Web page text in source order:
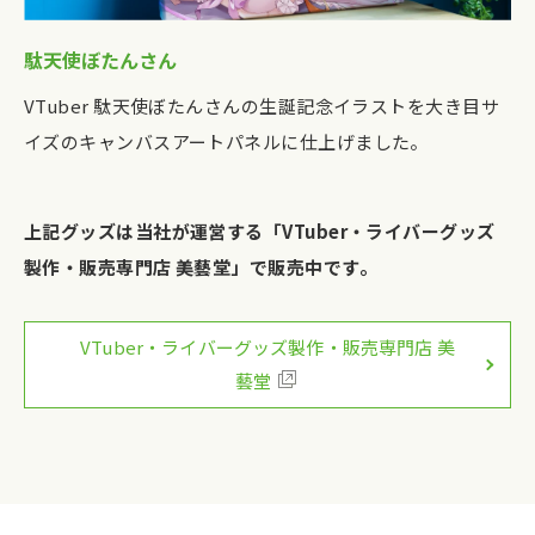
駄天使ぼたんさん
VTuber 駄天使ぼたんさんの生誕記念イラストを大き目サ
イズのキャンバスアートパネルに仕上げました。
上記グッズは当社が運営する「VTuber・ライバーグッズ
製作・販売専門店 美藝堂」で販売中です。
VTuber・ライバーグッズ製作・販売専門店 美
藝堂